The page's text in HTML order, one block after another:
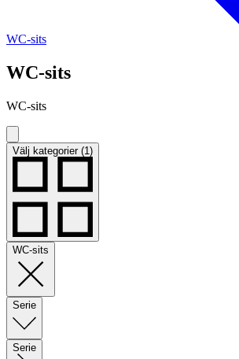
WC-sits
WC-sits
WC-sits
Välj kategorier (1)
WC-sits
Serie
Serie